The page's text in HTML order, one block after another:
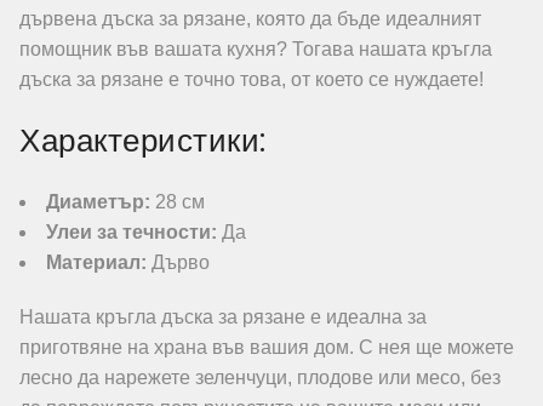
дървена дъска за рязане, която да бъде идеалният
помощник във вашата кухня? Тогава нашата кръгла
дъска за рязане е точно това, от което се нуждаете!
Характеристики:
Диаметър: 28 см
Улеи за течности: Да
Материал: Дърво
Нашата кръгла дъска за рязане е идеална за
приготвяне на храна във вашия дом. С нея ще можете
лесно да нарежете зеленчуци, плодове или месо, без